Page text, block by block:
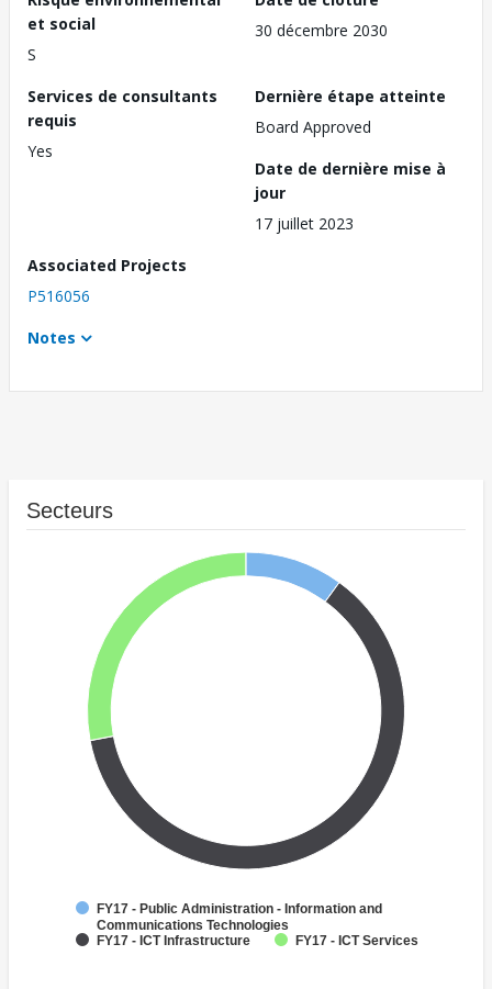
et social
S
30 décembre 2030
Services de consultants
requis
Yes
Dernière étape atteinte
Board Approved
Date de dernière mise à
jour
17 juillet 2023
Associated Projects
P516056
Notes
Secteurs
FY17 - Public Administration - Information and
Communications Technologies
FY17 - ICT Infrastructure
FY17 - ICT Services